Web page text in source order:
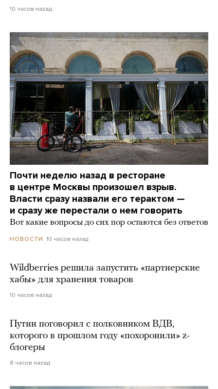
10 часов назад
Почти неделю назад в ресторане
в центре Москвы произошел взрыв.
Власти сразу назвали его терактом —
и сразу же перестали о нем говорить
Вот какие вопросы до сих пор остаются без ответов
НОВОСТИ 10 часов назад
Wildberries решила запустить «партнерские
хабы» для хранения товаров
10 часов назад
Путин поговорил с полковником ВДВ,
которого в прошлом году «похоронили» z-
блогеры
8 часов назад